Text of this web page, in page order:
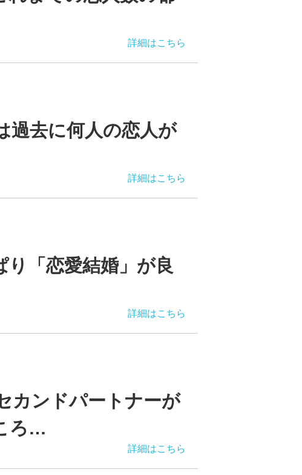
詳細はこちら
過去に何人の恋人が
詳細はこちら
「恋愛結婚」が良
詳細はこちら
カンドパートナーが
ろ…
詳細はこちら